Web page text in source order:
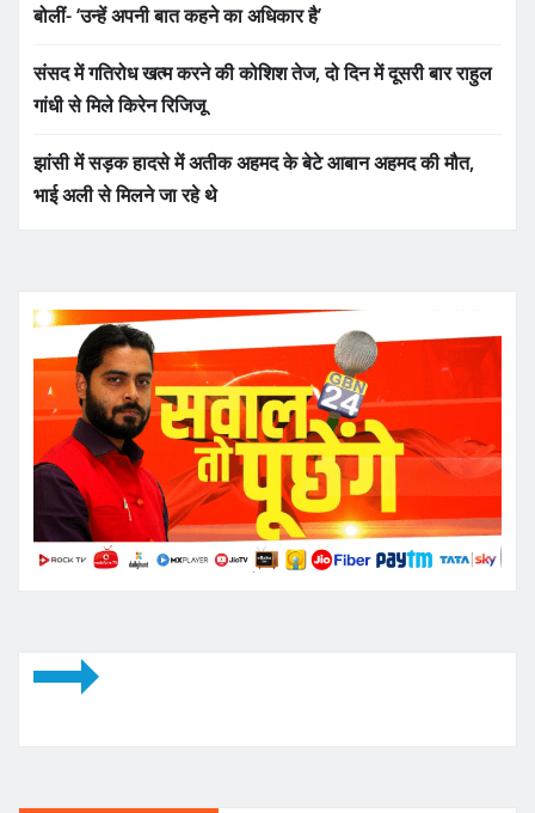
बोलीं- ‘उन्हें अपनी बात कहने का अधिकार है’
संसद में गतिरोध खत्म करने की कोशिश तेज, दो दिन में दूसरी बार राहुल
गांधी से मिले किरेन रिजिजू
झांसी में सड़क हादसे में अतीक अहमद के बेटे आबान अहमद की मौत,
भाई अली से मिलने जा रहे थे